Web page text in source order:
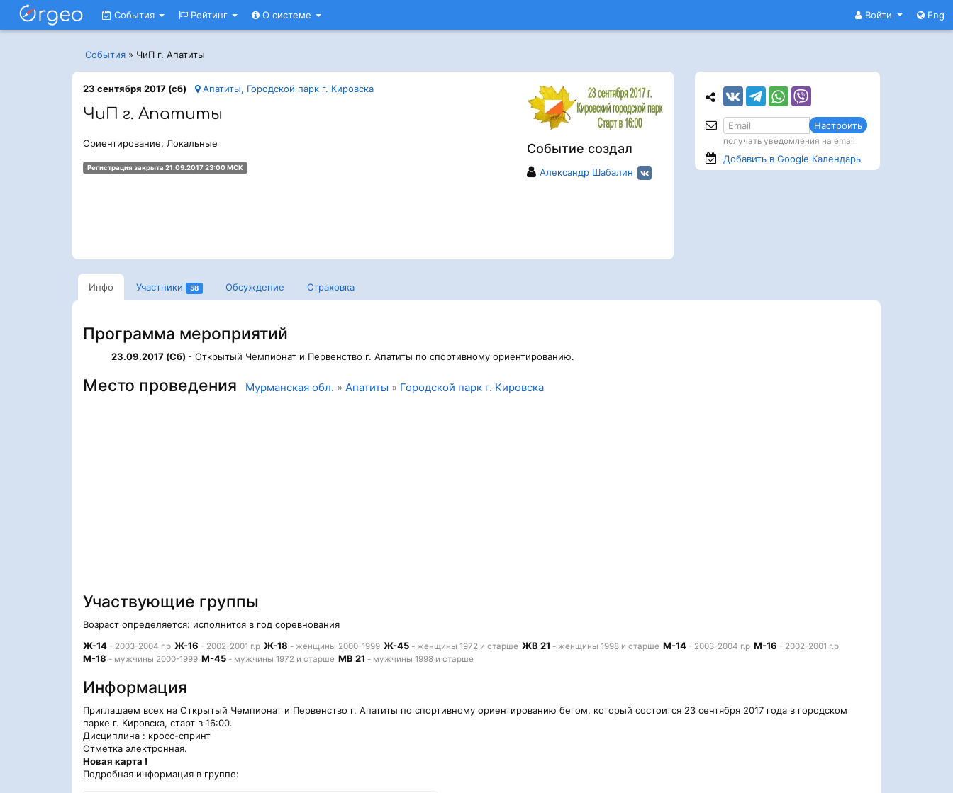
Войти Eng
События Рейтинг О системе
События » ЧиП г. Апатиты
Событие создал
Александр Шабалин
23 сентября 2017 (сб) Апатиты, Городской парк г. Кировска
ЧиП г. Апатиты
Ориентирование, Локальные
Регистрация закрыта 21.09.2017 23:00 МСК
Инфо Участники 58 Обсуждение Страховка
Программа мероприятий
23.09.2017 (Сб) - Открытый Чемпионат и Первенство г. Апатиты по спортивному ориентированию.
Место проведения Мурманская обл. » Апатиты » Городской парк г. Кировска
Участвующие группы
Возраст определяется: исполнится в год соревнования
Ж-14 - 2003-2004 г.р Ж-16 - 2002-2001 г.р Ж-18 - женщины 2000-1999 Ж-45 - женщины 1972 и старше ЖВ 21 - женщины 1998 и старше М-14 - 2003-2004 г.р М-16 - 2002-2001 г.р
М-18 - мужчины 2000-1999 М-45 - мужчины 1972 и старше МВ 21 - мужчины 1998 и старше
Информация
Приглашаем всех на Открытый Чемпионат и Первенство г. Апатиты по спортивному ориентированию бегом, который состоится 23 сентября 2017 года в городском
парке г. Кировска, старт в 16:00.
Дисциплина : кросс-спринт
Отметка электронная.
Новая карта !
Подробная информация в группе:
Настроить
получать уведомления на email
Добавить в Google Календарь